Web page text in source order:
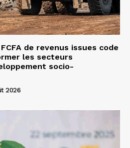
de revenus issues code
les secteurs
socio-
2026